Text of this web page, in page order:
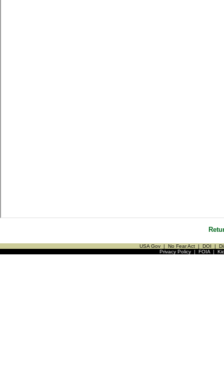
USA Gov | No Fear Act | DOI |
Privacy Policy| FOIA|